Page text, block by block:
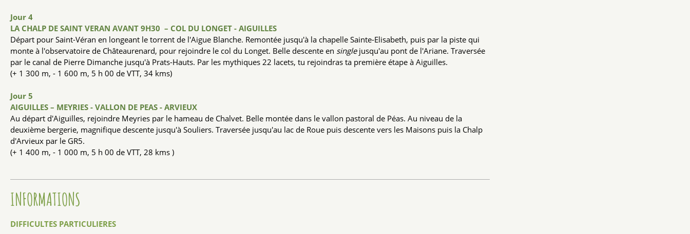
Jour 4
LA CHALP DE SAINT VERAN AVANT 9H30 – COL DU LONGET - AIGUILLES
Départ pour Saint-Véran en longeant le torrent de l'Aigue Blanche. Remontée jusqu'à la chapelle Sainte-Elisabeth, puis par la piste qui
monte à l'observatoire de Châteaurenard, pour rejoindre le col du Longet. Belle descente en singlejusqu'au pont de l'Ariane. Traversée
par le canal de Pierre Dimanche jusqu'à Prats-Hauts. Par les mythiques 22 lacets, tu rejoindras ta première étape à Aiguilles.
(+ 1 300 m, - 1 600 m, 5 h 00 de VTT, 34 kms)
Jour 5
AIGUILLES – MEYRIES - VALLON DE PEAS - ARVIEUX
Au départ d'Aiguilles, rejoindre Meyries par le hameau de Chalvet. Belle montée dans le vallon pastoral de Péas. Au niveau de la
deuxième bergerie, magnifique descente jusqu'à Souliers. Traversée jusqu'au lac de Roue puis descente vers les Maisons puis la Chalp
d'Arvieux par le GR5.
(+ 1 400 m, - 1 000 m, 5 h 00 de VTT, 28 kms )
INFORMATIONS
DIFFICULTES PARTICULIERES